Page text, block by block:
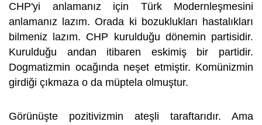
CHP'yi anlamanız için Türk Modernleşmesini
anlamanız lazım. Orada ki bozuklukları hastalıkları
bilmeniz lazım. CHP kurulduğu dönemin partisidir.
Kurulduğu andan itibaren eskimiş bir partidir.
Dogmatizmin ocağında neşet etmiştir. Komünizmin
girdiği çıkmaza o da müptela olmuştur.
Görünüşte pozitivizmin ateşli taraftarıdır. Ama